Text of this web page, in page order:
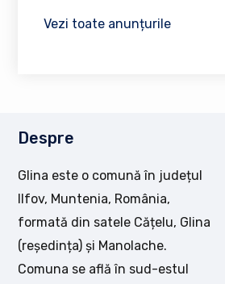
Vezi toate anunțurile
Despre
Glina este o comună în județul
Ilfov, Muntenia, România,
formată din satele Cățelu, Glina
(reședința) și Manolache.
Comuna se află în sud-estul